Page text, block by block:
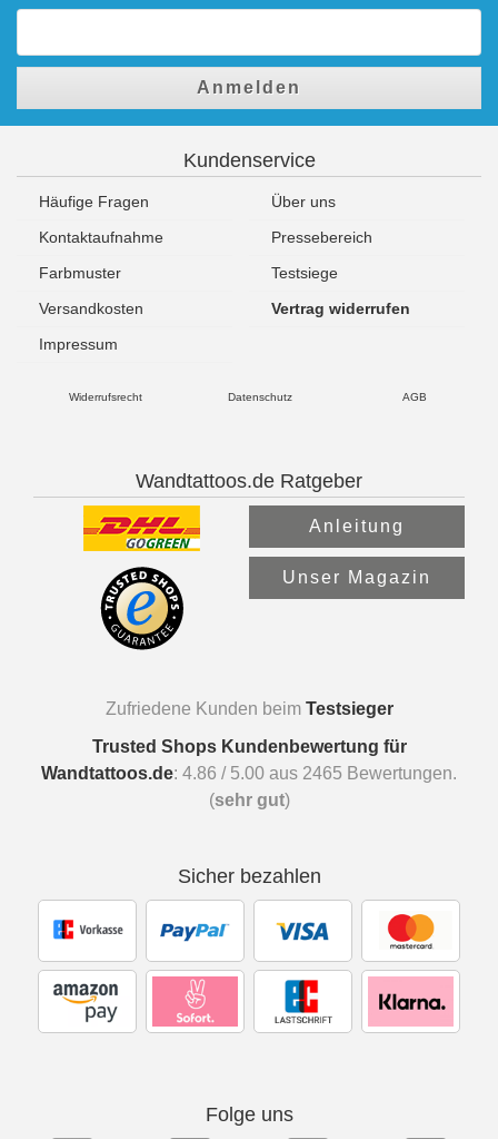
Anmelden
Kundenservice
Häufige Fragen
Über uns
Kontaktaufnahme
Pressebereich
Farbmuster
Testsiege
Versandkosten
Vertrag widerrufen
Impressum
Widerrufsrecht Datenschutz AGB
Wandtattoos.de Ratgeber
Anleitung
Unser Magazin
Zufriedene Kunden beim Testsieger
Trusted Shops Kundenbewertung für
Wandtattoos.de: 4.86 / 5.00 aus 2465 Bewertungen.
(sehr gut)
Sicher bezahlen
Folge uns